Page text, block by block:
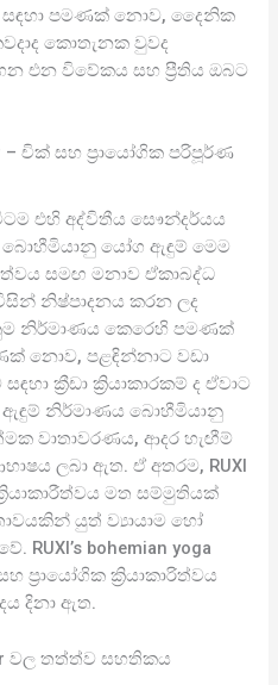
සඳහා පමණක් නොව, දෛනික
කොතැනක වුවද
එන විවේකය සහ ප්‍රීතිය ඔබට
– චික් සහ ප්‍රායෝගික පරිපූර්ණ
එහි අද්විතීය සෞන්දර්යය
බොහීමියානු යෝග ඇඳුම් මෙම
සමඟ මනාව ඒකාබද්ධ
නිෂ්පාදනය කරන ලද
නිර්මාණය කෙරෙහි පමණක්
නොව, පළඳින්නාට වඩා
ක්‍රීඩා ක්‍රියාකාරකම් ද ඒවාට
නිර්මාණය බොහීමියානු
වාතාවරණය, ආදර හැඟීම්
ලබා ඇත. ඒ අතරම, RUXI
මත සම්මුතියක්
යුත් ව්‍යායාම හෝ
bohemian yoga
ප්‍රායෝගික ක්‍රියාකාරිත්වය
දිනා ඇත.
වල තත්ත්ව සහතිකය